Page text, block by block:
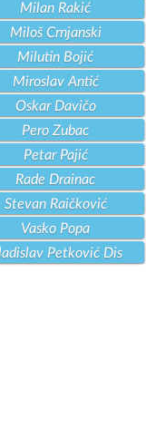
Milan Rakić
Miloš Crnjanski
Milutin Bojić
Miroslav Antić
Oskar Davičo
Pero Zubac
Petar Pajić
Rade Drainac
Stevan Raičković
Vasko Popa
Petković Dis